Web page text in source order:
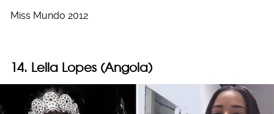
Miss Mundo 2012
14. Leila Lopes (Angola)